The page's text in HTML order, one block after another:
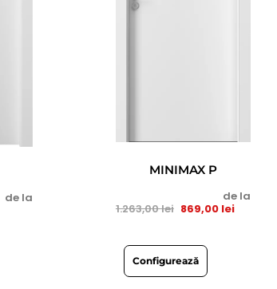
de la
MINIMAX P
de la
1.263,00lei 869,00 lei
Configurează